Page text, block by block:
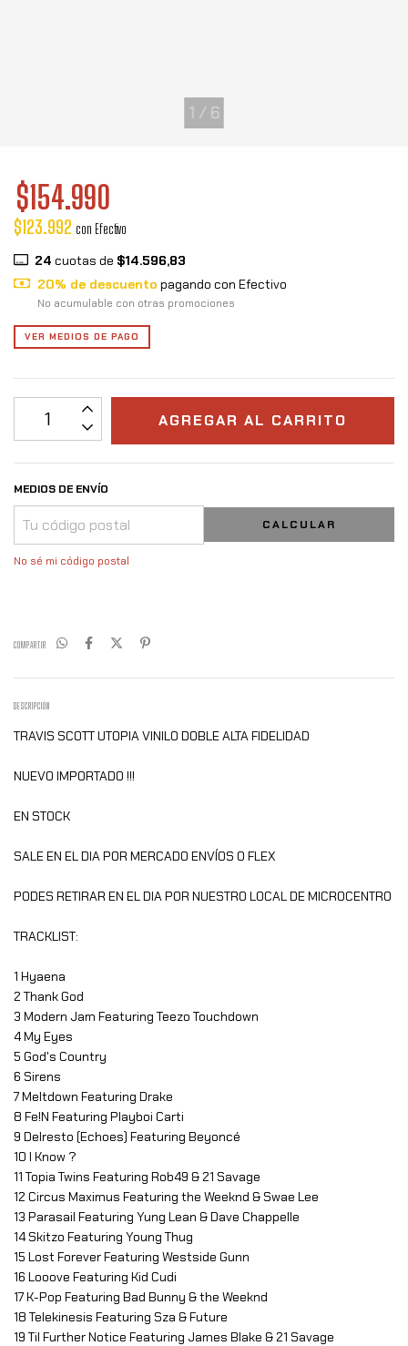
1 / 6
$154.990
$123.992 con Efectivo
24 cuotas de $14.596,83
20% de descuento pagando con Efectivo
No acumulable con otras promociones
VER MEDIOS DE PAGO
MEDIOS DE ENVÍO
CALCULAR
No sé mi código postal
COMPARTIR
DESCRIPCIÓN
TRAVIS SCOTT UTOPIA VINILO DOBLE ALTA FIDELIDAD
NUEVO IMPORTADO !!!
EN STOCK
SALE EN EL DIA POR MERCADO ENVÍOS O FLEX
PODES RETIRAR EN EL DIA POR NUESTRO LOCAL DE MICROCENTRO
TRACKLIST:
1 Hyaena
2 Thank God
3 Modern Jam Featuring Teezo Touchdown
4 My Eyes
5 God's Country
6 Sirens
7 Meltdown Featuring Drake
8 Fe!N Featuring Playboi Carti
9 Delresto (Echoes) Featuring Beyoncé
10 I Know ?
11 Topia Twins Featuring Rob49 & 21 Savage
12 Circus Maximus Featuring the Weeknd & Swae Lee
13 Parasail Featuring Yung Lean & Dave Chappelle
14 Skitzo Featuring Young Thug
15 Lost Forever Featuring Westside Gunn
16 Looove Featuring Kid Cudi
17 K-Pop Featuring Bad Bunny & the Weeknd
18 Telekinesis Featuring Sza & Future
19 Til Further Notice Featuring James Blake & 21 Savage